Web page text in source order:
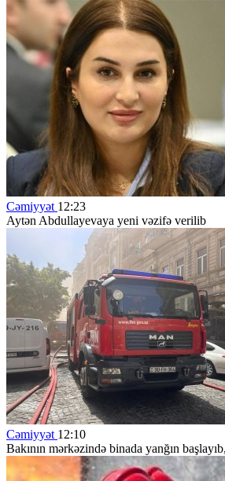
Cəmiyyət 12:23
Aytən Abdullayevaya yeni vəzifə verilib
Cəmiyyət 12:10
Bakının mərkəzində binada yanğın